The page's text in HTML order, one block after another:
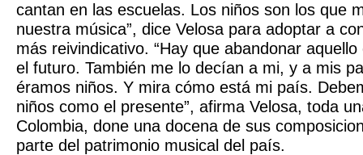
cantan en las escuelas. Los niños son los que
nuestra música”, dice Velosa para adoptar a
más reivindicativo. “Hay que abandonar
el futuro. También me lo decían a mi, y a mis
éramos niños. Y mira cómo está mi país.
niños como el presente”, afirma Velosa, toda
Colombia, done una docena de sus
parte del patrimonio musical del país.